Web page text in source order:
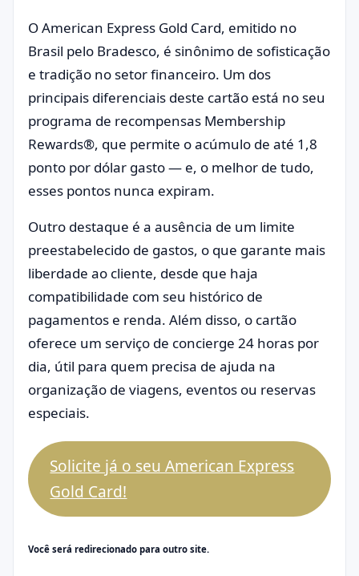
O American Express Gold Card, emitido no
Brasil pelo Bradesco, é sinônimo de sofisticação
e tradição no setor financeiro. Um dos
principais diferenciais deste cartão está no seu
programa de recompensas Membership
Rewards®, que permite o acúmulo de até 1,8
ponto por dólar gasto — e, o melhor de tudo,
esses pontos nunca expiram.
Outro destaque é a ausência de um limite
preestabelecido de gastos, o que garante mais
liberdade ao cliente, desde que haja
compatibilidade com seu histórico de
pagamentos e renda. Além disso, o cartão
oferece um serviço de concierge 24 horas por
dia, útil para quem precisa de ajuda na
organização de viagens, eventos ou reservas
especiais.
Solicite já o seu American Express
Gold Card!
Você será redirecionado para outro site.